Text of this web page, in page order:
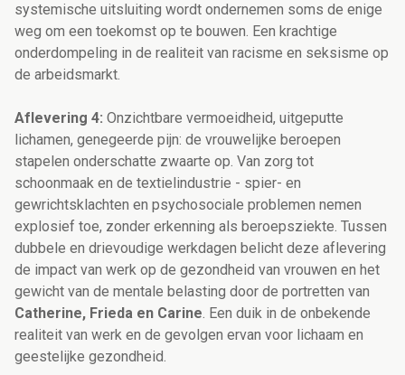
systemische uitsluiting wordt ondernemen soms de enige
weg om een toekomst op te bouwen. Een krachtige
onderdompeling in de realiteit van racisme en seksisme op
de arbeidsmarkt.
Aflevering 4: Onzichtbare vermoeidheid, uitgeputte
lichamen, genegeerde pijn: de vrouwelijke beroepen
stapelen onderschatte zwaarte op. Van zorg tot
schoonmaak en de textielindustrie - spier- en
gewrichtsklachten en psychosociale problemen nemen
explosief toe, zonder erkenning als beroepsziekte. Tussen
dubbele en drievoudige werkdagen belicht deze aflevering
de impact van werk op de gezondheid van vrouwen en het
gewicht van de mentale belasting door de portretten van
Catherine, Frieda en Carine. Een duik in de onbekende
realiteit van werk en de gevolgen ervan voor lichaam en
geestelijke gezondheid.